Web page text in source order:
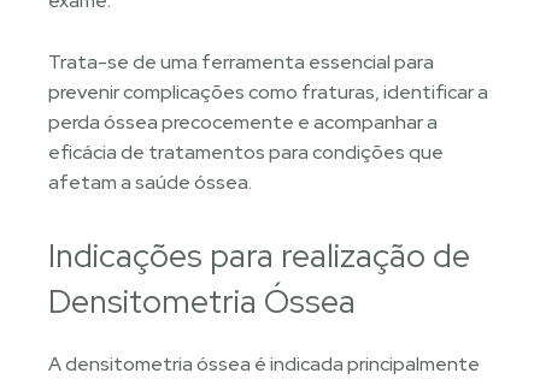
Trata-se de uma ferramenta essencial para
prevenir complicações como fraturas, identificar a
perda óssea precocemente e acompanhar a
eficácia de tratamentos para condições que
afetam a saúde óssea.
Indicações para realização de
Densitometria Óssea
A densitometria óssea é indicada principalmente